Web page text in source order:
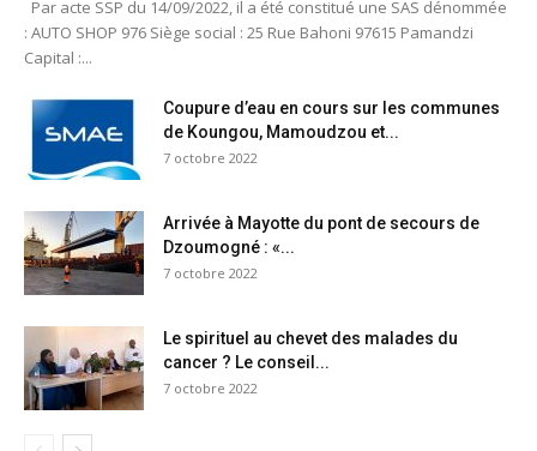
Par acte SSP du 14/09/2022, il a été constitué une SAS dénommée
: AUTO SHOP 976 Siège social : 25 Rue Bahoni 97615 Pamandzi
Capital :...
Coupure d’eau en cours sur les communes
de Koungou, Mamoudzou et...
7 octobre 2022
Arrivée à Mayotte du pont de secours de
Dzoumogné : «...
7 octobre 2022
Le spirituel au chevet des malades du
cancer ? Le conseil...
7 octobre 2022